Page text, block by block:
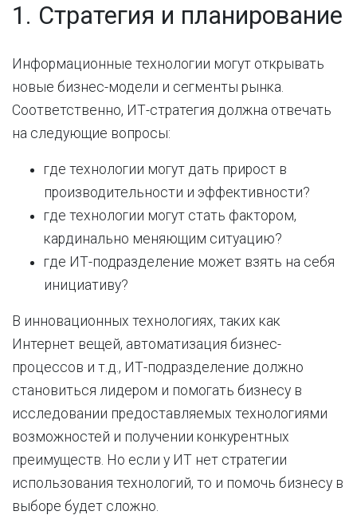
1. Стратегия и планирование
Информационные технологии могут открывать
новые бизнес-модели и сегменты рынка.
Соответственно, ИТ-стратегия должна отвечать
на следующие вопросы:
где технологии могут дать прирост в
производительности и эффективности?
где технологии могут стать фактором,
кардинально меняющим ситуацию?
где ИТ-подразделение может взять на себя
инициативу?
В инновационных технологиях, таких как
Интернет вещей, автоматизация бизнес-
процессов и т.д., ИТ-подразделение должно
становиться лидером и помогать бизнесу в
исследовании предоставляемых технологиями
возможностей и получении конкурентных
преимуществ. Но если у ИТ нет стратегии
использования технологий, то и помочь бизнесу в
выборе будет сложно.